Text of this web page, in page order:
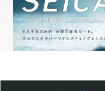
4泳法のレベルア
を目指すクラス。
年に一度国際水泳場を
運営は全てメガロスのコ
月 / 13:00～14:00(初中級
火 / 19:30～20:30(中上級)
火 / 20:30~21:30(初中級)
日 / 16:00～17:00(初中級
週1回 7,500円（税込8,250
月会費2ヶ月分・通帳・
記載されているもの）
となります。